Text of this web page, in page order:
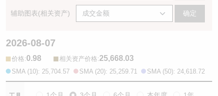
辅助图表(相关资产) 确定
2026-08-07
价格:0.98 相关资产价格:25,668.03
SMA (10): 25,704.57 SMA (20): 25,259.71 SMA (50): 24,618.72